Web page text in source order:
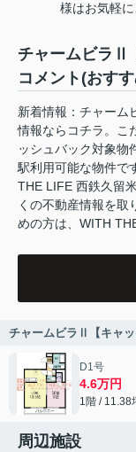
様はお気軽に
チャームビラⅡ
コメント(おす
新着情報：チャーム
情報ならコチラ。こ
ッシュバック対象物
駅利用可能な物件で
THE LIFE 西鉄久留
くの不動産情報を取
めの方は、WITH
チャームビラⅡ【キャ
D1号
4.6万円
1階 / 11.38
周辺施設